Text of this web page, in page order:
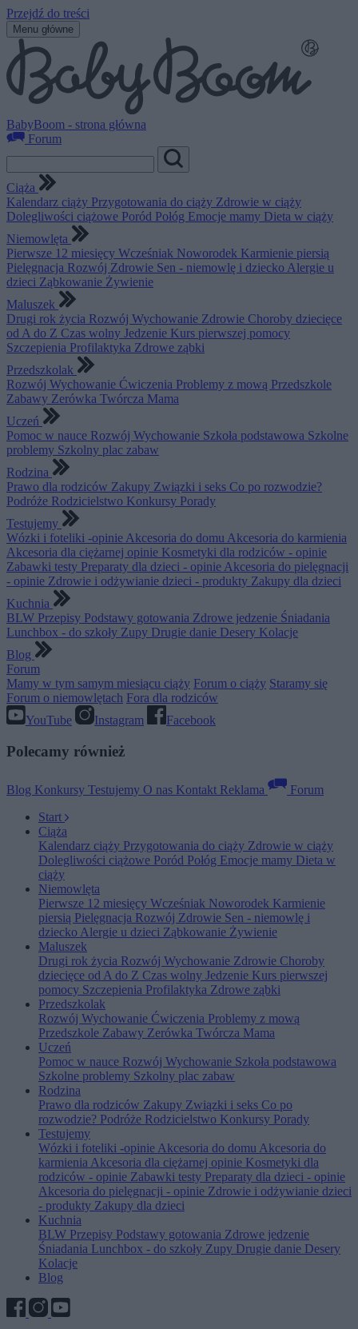
Przejdź do treści
Menu główne
BabyBoom - strona główna
Forum
Ciąża
Kalendarz ciąży Przygotowania do ciąży Zdrowie w ciąży
Dolegliwości ciążowe Poród Połóg Emocje mamy Dieta w ciąży
Niemowlęta
Pierwsze 12 miesięcy Wcześniak Noworodek Karmienie piersią
Pielęgnacja Rozwój Zdrowie Sen - niemowlę i dziecko Alergie u
dzieci Ząbkowanie Żywienie
Maluszek
Drugi rok życia Rozwój Wychowanie Zdrowie Choroby dziecięce
od A do Z Czas wolny Jedzenie Kurs pierwszej pomocy
Szczepienia Profilaktyka Zdrowe ząbki
Przedszkolak
Rozwój Wychowanie Ćwiczenia Problemy z mową Przedszkole
Zabawy Zerówka Twórcza Mama
Uczeń
Pomoc w nauce Rozwój Wychowanie Szkoła podstawowa Szkolne
problemy Szkolny plac zabaw
Rodzina
Prawo dla rodziców Zakupy Związki i seks Co po rozwodzie?
Podróże Rodzicielstwo Konkursy Porady
Testujemy
Wózki i foteliki -opinie Akcesoria do domu Akcesoria do karmienia
Akcesoria dla ciężarnej opinie Kosmetyki dla rodziców - opinie
Zabawki testy Preparaty dla dzieci - opinie Akcesoria do pielęgnacji
- opinie Zdrowie i odżywianie dzieci - produkty Zakupy dla dzieci
Kuchnia
BLW Przepisy Podstawy gotowania Zdrowe jedzenie Śniadania
Lunchbox - do szkoły Zupy Drugie danie Desery Kolacje
Blog
Forum
Mamy w tym samym miesiącu ciąży Forum o ciąży Staramy się
Forum o niemowlętach Fora dla rodziców
YouTube
Instagram Facebook
Polecamy również
Blog Konkursy Testujemy O nas Kontakt Reklama
Forum
Start
Ciąża
Kalendarz ciąży Przygotowania do ciąży Zdrowie w ciąży
Dolegliwości ciążowe Poród Połóg Emocje mamy Dieta w
ciąży
Niemowlęta
Pierwsze 12 miesięcy Wcześniak Noworodek Karmienie
piersią Pielęgnacja Rozwój Zdrowie Sen - niemowlę i
dziecko Alergie u dzieci Ząbkowanie Żywienie
Maluszek
Drugi rok życia Rozwój Wychowanie Zdrowie Choroby
dziecięce od A do Z Czas wolny Jedzenie Kurs pierwszej
pomocy Szczepienia Profilaktyka Zdrowe ząbki
Przedszkolak
Rozwój Wychowanie Ćwiczenia Problemy z mową
Przedszkole Zabawy Zerówka Twórcza Mama
Uczeń
Pomoc w nauce Rozwój Wychowanie Szkoła podstawowa
Szkolne problemy Szkolny plac zabaw
Rodzina
Prawo dla rodziców Zakupy Związki i seks Co po
rozwodzie? Podróże Rodzicielstwo Konkursy Porady
Testujemy
Wózki i foteliki -opinieAkcesoria do domu Akcesoria do
karmieniaAkcesoria dla ciężarnej opinie Kosmetyki dla
rodziców - opinie Zabawki testy Preparaty dla dzieci - opinie
Akcesoria do pielęgnacji - opinie Zdrowie i odżywianie dzieci
- produkty Zakupy dla dzieci
Kuchnia
BLW Przepisy Podstawy gotowania Zdrowe jedzenie
Śniadania Lunchbox - do szkoły Zupy Drugie danie Desery
Kolacje
Blog